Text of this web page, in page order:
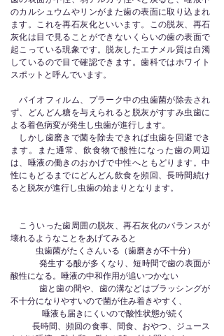
のカルシュウムやリンがまた歯の表面に取り込まれ
ます。これを再石灰化といいます。この脱灰、再石
灰化は目で見ることができないくらいの歯の表面で
起こっている現象です。脱灰したエナメル質は白濁
しているので目で確認できます。歯科ではホワイト
スポットと呼んでいます。
バイオフィルム、プラーク中の虫歯菌が除去され
ず、どんどん糖を与えられると脱灰がすすみ虫歯に
よる着色病変が発生し虫歯が進行します。
しかし歯磨きで菌を除去できれば虫歯を回避でき
ます。また通常、飲食物で酸性になった歯の周辺
は、唾液の働きのおかげで中性へともどります。中
性にもどるまでにどんどん飲食を頻回、長時間続け
ると脱灰が進行し虫歯の始まりとなります。
こういった歯周囲の脱灰、再石灰化のバランスが
壊れるようなことをあげてみると
虫歯菌がたくさんいる（歯磨きが不十分）
発生する酸が多くなり、短時間で歯の表面が
酸性になる。唾液の中和作用が追いつかない
歯と歯の間や、歯の溝などはブラッシングが
不十分になりやすいので菌が住み着きやすく、
唾液も届きにくいので酸性状態が続く
長時間、頻回の食事、間食、おやつ、ジュース